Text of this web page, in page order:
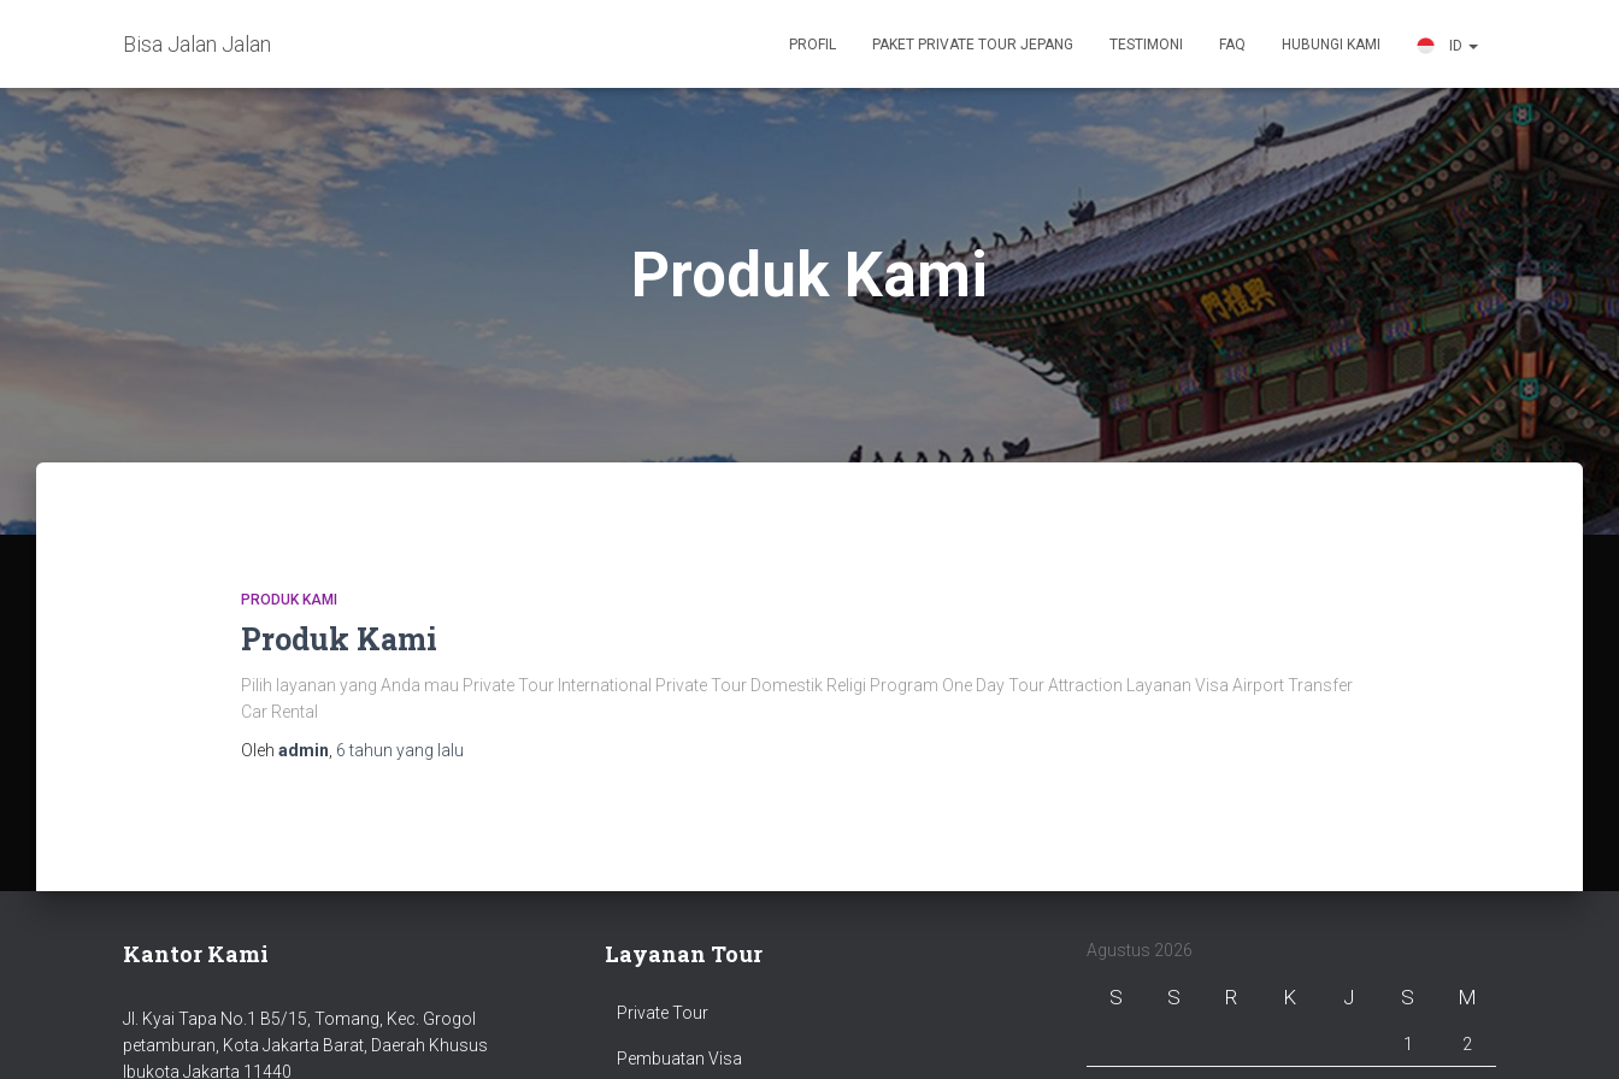
Bisa Jalan Jalan PROFIL PAKET PRIVATE TOUR JEPANG TESTIMONI FAQ HUBUNGI KAMI ID
Produk Kami
PRODUK KAMI
Produk Kami
Pilih layanan yang Anda mau Private Tour International Private Tour Domestik Religi Program One Day Tour Attraction Layanan Visa Airport Transfer
Car Rental
Oleh admin 6 tahun yang lalu
Kantor Kami
Jl. Kyai Tapa No.1 B5/15, Tomang, Kec. Grogol
petamburan, Kota Jakarta Barat, Daerah Khusus
Ibukota Jakarta 11440
Layanan Tour
Private Tour
Pembuatan Visa
Agustus 2026
S S R K J S M
1 2